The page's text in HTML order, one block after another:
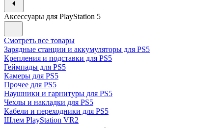
Аксессуары для PlayStation 5
Смотреть все товары
Зарядные станции и аккумуляторы для PS5
Крепления и подставки для PS5
Геймпады для PS5
Камеры для PS5
Прочее для PS5
Наушники и гарнитуры для PS5
Чехлы и накладки для PS5
Кабели и переходники для PS5
Шлем PlayStation VR2